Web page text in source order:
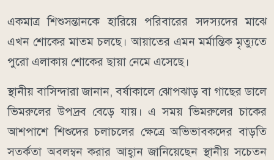
একমাত্র শিশুসন্তানকে হারিয়ে পরিবারের সদস্যদের মাঝে
এখন শোকের মাতম চলছে। আয়াতের এমন মর্মান্তিক মৃত্যুতে
পুরো এলাকায় শোকের ছায়া নেমে এসেছে।
স্থানীয় বাসিন্দারা জানান, বর্ষাকালে ঝোপঝাড় বা গাছের ডালে
ভিমরুলের উপদ্রব বেড়ে যায়। এ সময় ভিমরুলের চাকের
আশপাশে শিশুদের চলাচলের ক্ষেত্রে অভিভাবকদের বাড়তি
সতর্কতা অবলম্বন করার আহ্বান জানিয়েছেন স্থানীয় সচেতন